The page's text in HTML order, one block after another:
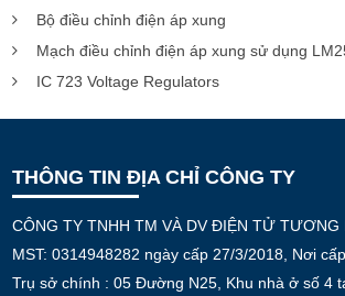
Bộ điều chỉnh điện áp xung
Mạch điều chỉnh điện áp xung sử dụng
IC 723 Voltage Regulators
THÔNG TIN ĐỊA CHỈ CÔNG TY
CÔNG TY TNHH TM VÀ DV ĐIỆN TỬ TƯƠNG
MST: 0314948282 ngày cấp 27/3/2018, Nơi
Trụ sở chính : 05 Đường N25, Khu nhà ở số 4